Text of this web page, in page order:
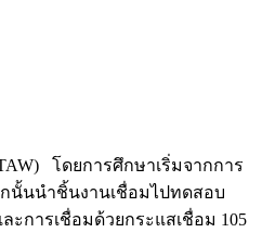
โดยการศึกษาเริ่มจากการ
กนั้นนำชิ้นงานเชื่อมไปทดสอบ
การเชื่อมด้วยกระแสเชื่อม 105